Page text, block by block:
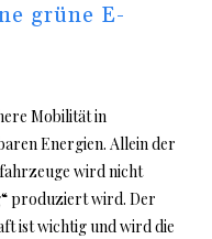
grüne E-
Mobilität in
Energien. Allein der
wird nicht
produziert wird. Der
ist wichtig und wird die